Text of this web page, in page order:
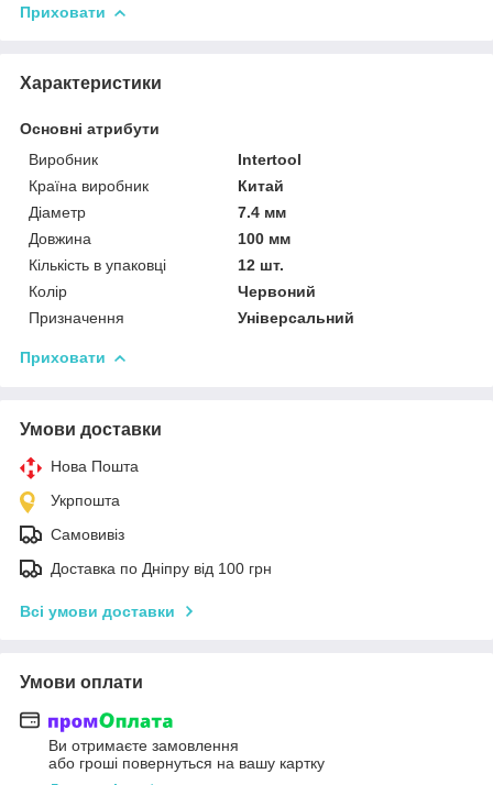
Приховати
Характеристики
Основні атрибути
Виробник
Intertool
Країна виробник
Китай
Діаметр
7.4 мм
Довжина
100 мм
Кількість в упаковці
12 шт.
Колір
Червоний
Призначення
Універсальний
Приховати
Умови доставки
Нова Пошта
Укрпошта
Самовивіз
Доставка по Дніпру від 100 грн
Всі умови доставки
Умови оплати
Ви отримаєте замовлення
або гроші повернуться на вашу картку